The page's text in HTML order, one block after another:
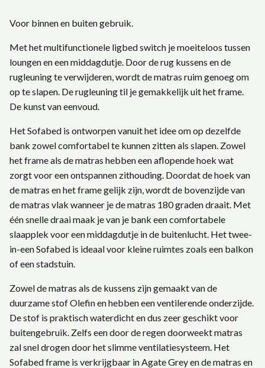
Voor binnen en buiten gebruik.
Met het multifunctionele ligbed switch je moeiteloos tussen
loungen en een middagdutje. Door de rug kussens en de
rugleuning te verwijderen, wordt de matras ruim genoeg om
op te slapen. De rugleuning til je gemakkelijk uit het frame.
De kunst van eenvoud.
Het Sofabed is ontworpen vanuit het idee om op dezelfde
bank zowel comfortabel te kunnen zitten als slapen. Zowel
het frame als de matras hebben een aflopende hoek wat
zorgt voor een ontspannen zithouding. Doordat de hoek van
de matras en het frame gelijk zijn, wordt de bovenzijde van
de matras vlak wanneer je de matras 180 graden draait. Met
één snelle draai maak je van je bank een comfortabele
slaapplek voor een middagdutje in de buitenlucht. Het twee-
in-een Sofabed is ideaal voor kleine ruimtes zoals een balkon
of een stadstuin.
Zowel de matras als de kussens zijn gemaakt van de
duurzame stof Olefin en hebben een ventilerende onderzijde.
De stof is praktisch waterdicht en dus zeer geschikt voor
buitengebruik. Zelfs een door de regen doorweekt matras
zal snel drogen door het slimme ventilatiesysteem. Het
Sofabed frame is verkrijgbaar in Agate Grey en de matras en